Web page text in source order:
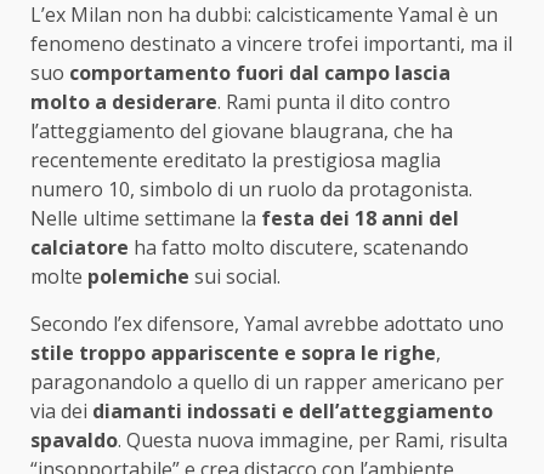
L’ex Milan non ha dubbi: calcisticamente Yamal è un
fenomeno destinato a vincere trofei importanti, ma il
suo comportamento fuori dal campo lascia
molto a desiderare. Rami punta il dito contro
l’atteggiamento del giovane blaugrana, che ha
recentemente ereditato la prestigiosa maglia
numero 10, simbolo di un ruolo da protagonista.
Nelle ultime settimane la festa dei 18 anni del
calciatore ha fatto molto discutere, scatenando
molte polemiche sui social.
Secondo l’ex difensore, Yamal avrebbe adottato uno
stile troppo appariscente e sopra le righe,
paragonandolo a quello di un rapper americano per
via dei diamanti indossati e dell’atteggiamento
spavaldo. Questa nuova immagine, per Rami, risulta